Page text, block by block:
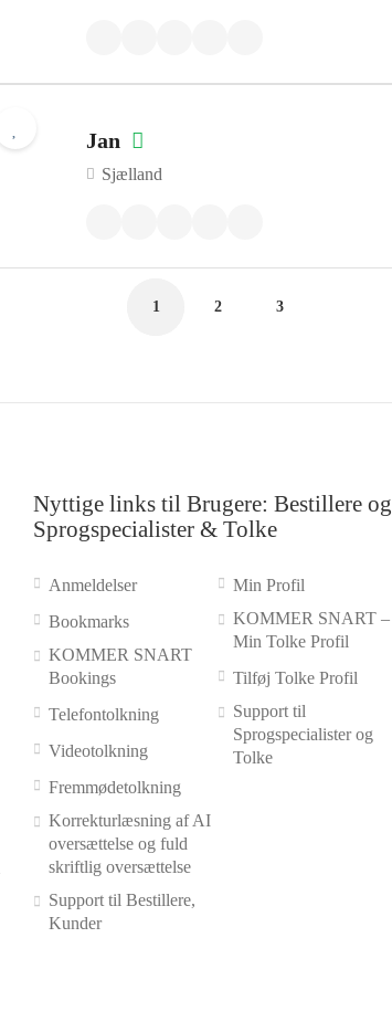
Jan
Sjælland
1 2 3
Nyttige links til Brugere: Bestillere og
Sprogspecialister & Tolke
Anmeldelser
Bookmarks
KOMMER SNART
Bookings
Telefontolkning
Videotolkning
Fremmødetolkning
Korrekturlæsning af AI
oversættelse og fuld
skriftlig oversættelse
Support til Bestillere,
Kunder
Min Profil
KOMMER SNART –
Min Tolke Profil
Tilføj Tolke Profil
Support til
Sprogspecialister og
Tolke